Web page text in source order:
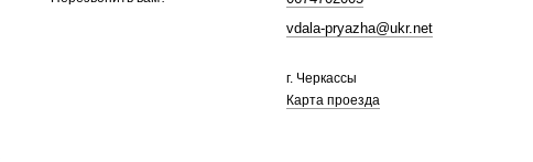
vdala-pryazha@ukr.net
г. Черкассы
Карта проезда